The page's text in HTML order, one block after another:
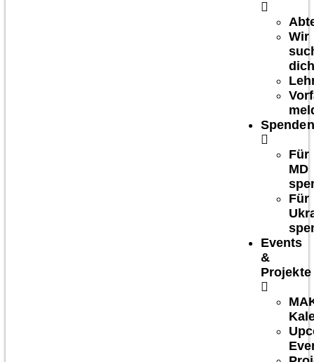
Wir
Spenden
Für
MD
Für
Events
&
Projekte